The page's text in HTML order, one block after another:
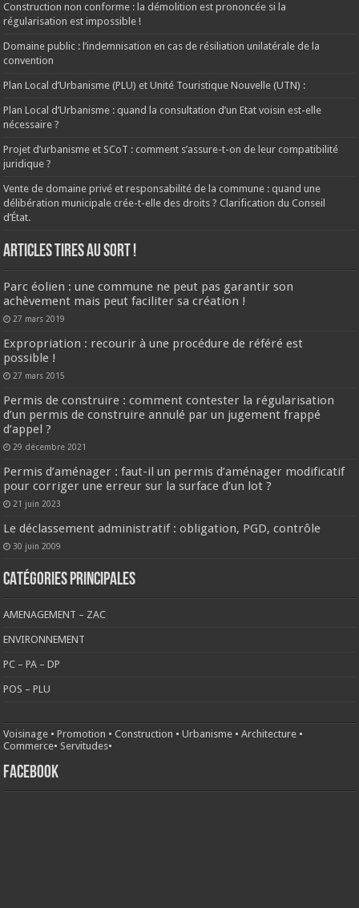
Construction non conforme : la démolition est prononcée si la
régularisation est impossible !
Domaine public : l’indemnisation en cas de résiliation unilatérale de la
convention
Plan Local d’Urbanisme (PLU) et Unité Touristique Nouvelle (UTN) :
Plan Local d’Urbanisme : quand la consultation d’un Etat voisin est-elle
nécessaire ?
Projet d’urbanisme et SCoT : comment s’assure-t-on de leur compatibilité
juridique ?
Vente de domaine privé et responsabilité de la commune : quand une
délibération municipale crée-t-elle des droits ? Clarification du Conseil
d’État.
ARTICLES TIRES AU SORT !
Parc éolien : une commune ne peut pas garantir son
achèvement mais peut faciliter sa création !
27 mars 2019
Expropriation : recourir à une procédure de référé est
possible !
27 mars 2015
Permis de construire : comment contester la régularisation
d’un permis de construire annulé par un jugement frappé
d’appel ?
29 décembre 2021
Permis d’aménager : faut-il un permis d’aménager modificatif
pour corriger une erreur sur la surface d’un lot ?
21 juin 2023
Le déclassement administratif : obligation, PGD, contrôle
30 juin 2009
CATÉGORIES PRINCIPALES
AMENAGEMENT – ZAC
ENVIRONNEMENT
PC – PA – DP
POS – PLU
Voisinage •Promotion •Construction •Urbanisme •Architecture •
Commerce• Servitudes•
FACEBOOK